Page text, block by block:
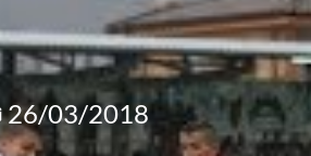
26/03/2018